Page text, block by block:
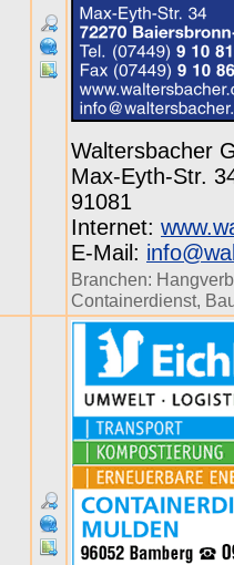
Waltersbacher
Max-Eyth-Str.
91081
Internet:
E-Mail:
Branchen:
Containerdienst,